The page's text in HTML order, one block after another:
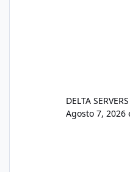
DELTA SERVERS
Agosto 7, 2026